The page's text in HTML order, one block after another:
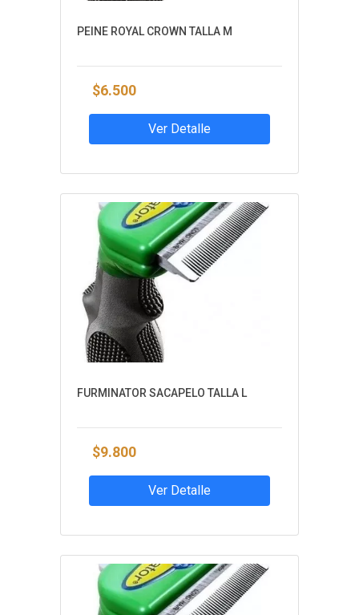
PEINE ROYAL CROWN TALLA M
$6.500
Ver Detalle
FURMINATOR SACAPELO TALLA L
$9.800
Ver Detalle